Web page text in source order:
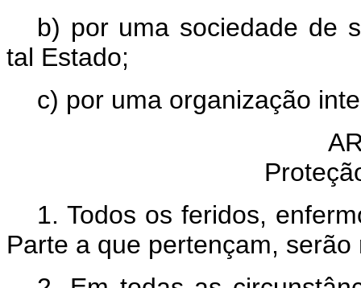
b) por uma sociedade de
tal Estado;
c) por uma organização
1. Todos os feridos,
Parte a que pertençam,